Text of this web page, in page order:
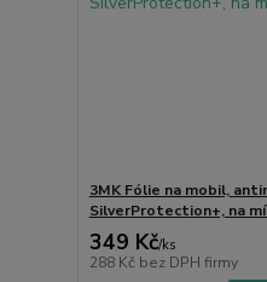
3MK Fólie na mobil,
SilverProtection+, na
349 Kč/ks
288 Kč bez DPH firmy